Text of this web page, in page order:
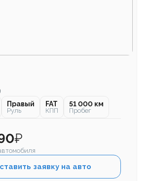
Правый
Руль
FAT
КПП
51 000 км
Пробег
₽
заявку на авто